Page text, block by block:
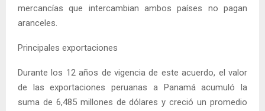
mercancías que intercambian ambos países no pagan
aranceles.
Principales exportaciones
Durante los 12 años de vigencia de este acuerdo, el valor
de las exportaciones peruanas a Panamá acumuló la
suma de 6,485 millones de dólares y creció un promedio